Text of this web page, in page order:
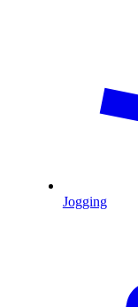
Jogging